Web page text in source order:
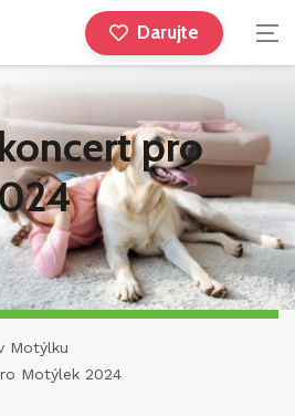
Darujte
pro
Motýlku
Motýlek 2024